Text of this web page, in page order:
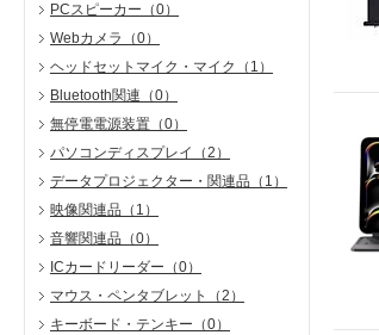
PCスピーカー （0）
Webカメラ
（0）
ヘッドセットマイク・マイク
（1）
Bluetooth関連 （0）
無停電電源装置 （0）
パソコンディスプレイ
（2）
データプロジェクター・関連品 （1）
映像関連品 （1）
音響関連品 （0）
ICカードリーダー （0）
マウス・ペンタブレット
（2）
キーボード・テンキー （0）